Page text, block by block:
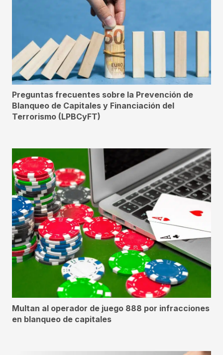
Preguntas frecuentes sobre la Prevención de
Blanqueo de Capitales y Financiación del
Terrorismo (LPBCyFT)
Multan al operador de juego 888 por infracciones
en blanqueo de capitales